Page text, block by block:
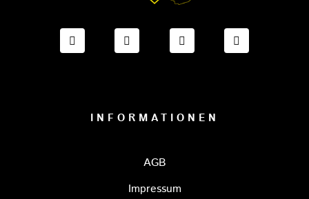
FACEBOOK ONESTO TIGERS BAYREUTH
INSTAGRAM ONESTO TIGERS
TIKTOK ONESTO
INFORMATIONEN
AGB
Impressum